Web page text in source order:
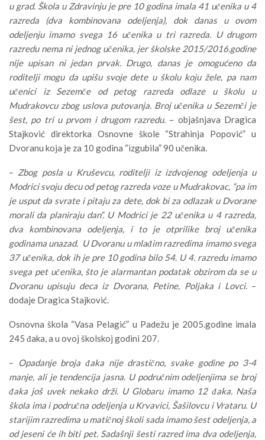
u grad. Škola u Zdravinju je pre 10 godina imala 41 učenika u 4
razreda (dva kombinovana odeljenja), dok danas u ovom
odeljenju imamo svega 16 učenika u tri razreda. U drugom
razredu nema ni jednog učenika, jer školske 2015/2016.godine
nije upisan ni jedan prvak. Drugo, danas je omogućeno da
roditelji mogu da upišu svoje dete u školu koju žele, pa nam
učenici iz Sezemče od petog razreda odlaze u školu u
Mudrakovcu zbog uslova putovanja. Broj učenika u Sezemči je
šest, po tri u prvom i drugom razredu. – objašnjava Dragica
Stajković direktorka Osnovne škole “Strahinja Popović” u
Dvoranu koja je za 10 godina “izgubila” 90 učenika.
– Zbog posla u Kruševcu, roditelji iz izdvojenog odeljenja u
Modrici svoju decu od petog razreda voze u Mudrakovac, “pa im
je usput da svrate i pitaju za dete, dok bi za odlazak u Dvorane
morali da planiraju dan“. U Modrici je 22 učenika u 4 razreda,
dva kombinovana odeljenja, i to je otprilike broj učenika
godinama unazad. U Dvoranu u mlađim razredima imamo svega
37 učenika, dok ih je pre 10 godina bilo 54. U 4. razredu imamo
svega pet učenika, što je alarmantan podatak obzirom da se u
Dvoranu upisuju deca iz Dvorana, Petine, Poljaka i Lovci.–
dodaje Dragica Stajković.
Osnovna škola “Vasa Pelagić” u Padežu je 2005.godine imala
245 đaka, a u ovoj školskoj godini 207.
– Opadanje broja đaka nije drastično, svake godine po 3-4
manje, ali je tendencija jasna. U područnim odeljenjima se broj
đaka još uvek nekako drži. U Globaru imamo 12 đaka. Naša
škola ima i područna odeljenja u Krvavici, Šašilovcu i Vrataru. U
starijim razredima u matičnoj školi sada imamo šest odeljenja, a
od jeseni će ih biti pet. Sadašnji šesti razred ima dva odeljenja,